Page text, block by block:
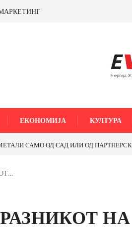
ЕКОНОМИЈА КУЛТУРА
САМО ОД САД ИЛИ ОД ПАРТНЕРСКИ
НА